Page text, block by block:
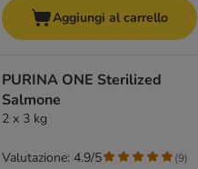
Aggiungi al carrello
PURINA ONE Sterilized
Salmone
2 x 3 kg
Valutazione: 4.9/5 (9)